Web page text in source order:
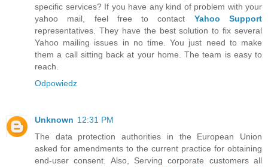
specific services? If you have any kind of problem with your
yahoo mail, feel free to contact Yahoo Support
representatives. They have the best solution to fix several
Yahoo mailing issues in no time. You just need to make
them a call sitting back at your home. The team is easy to
reach.
Odpowiedz
Unknown 12:31 PM
The data protection authorities in the European Union
asked for amendments to the current practice for obtaining
end-user consent. Also, Serving corporate customers all